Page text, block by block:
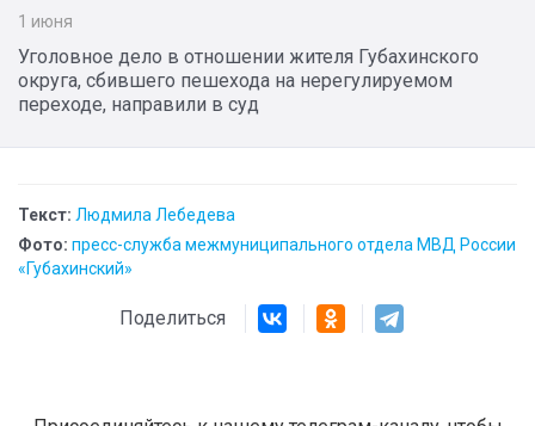
1 июня
Уголовное дело в отношении жителя Губахинского
округа, сбившего пешехода на нерегулируемом
переходе, направили в суд
Текст: Людмила Лебедева
Фото: пресс-служба межмуниципального отдела МВД России
«Губахинский»
Поделиться